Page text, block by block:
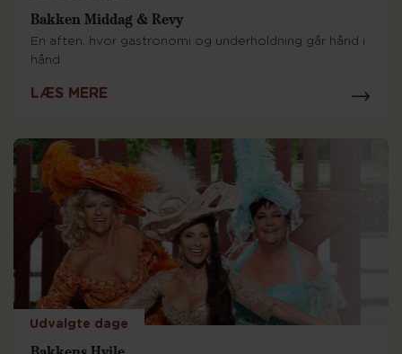
Bakken Middag & Revy
En aften, hvor gastronomi og underholdning går hånd i
hånd
LÆS MERE
Udvalgte dage